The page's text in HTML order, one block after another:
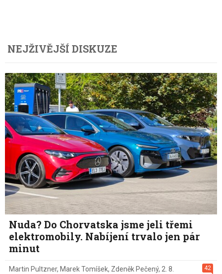
NEJŽIVĚJŠÍ DISKUZE
Nuda? Do Chorvatska jsme jeli třemi
elektromobily. Nabíjení trvalo jen pár
minut
42
Martin Pultzner, Marek Tomíšek, Zdeněk Pečený, 2. 8.